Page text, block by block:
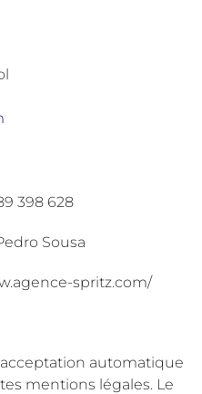
398 628
Sousa
spritz.com/
automatique
mentions légales. Le